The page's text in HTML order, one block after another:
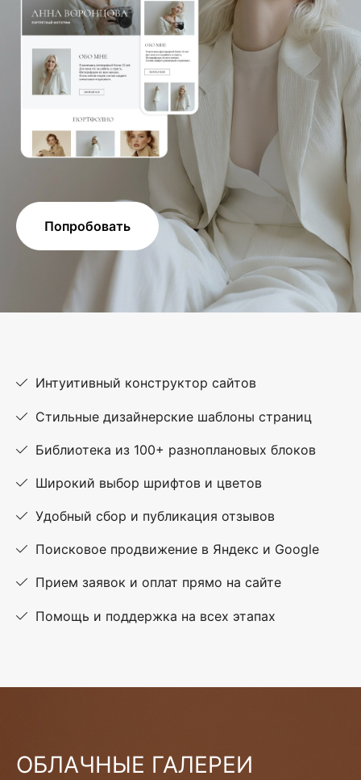
Попробовать
Интуитивный конструктор сайтов
Стильные дизайнерские шаблоны страниц
Библиотека из 100+ разноплановых блоков
Широкий выбор шрифтов и цветов
Удобный сбор и публикация отзывов
Поисковое продвижение в Яндекс и Google
Прием заявок и оплат прямо на сайте
Помощь и поддержка на всех этапах
ОБЛАЧНЫЕ ГАЛЕРЕИ